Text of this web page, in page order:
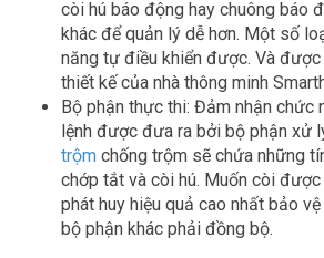
còi hú báo động hay chuông báo
khác để quản lý dễ hơn. Một số
năng tự điều khiển được. Và
thiết kế của nhà thông minh
Bộ phận thực thi: Đảm nhận chức
lệnh được đưa ra bởi bộ phận xử
trộm chống trộm sẽ chứa những
chớp tắt và còi hú. Muốn còi
phát huy hiệu quả cao nhất bảo
bộ phận khác phải đồng bộ.